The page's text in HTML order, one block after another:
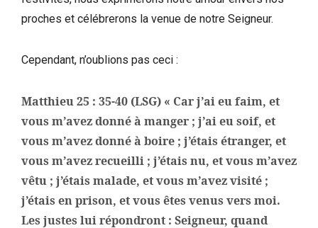
proches et célébrerons la venue de notre Seigneur.
Cependant, n’oublions pas ceci :
Matthieu 25 : 35-40 (LSG) « Car j’ai eu faim, et
vous m’avez donné à manger ; j’ai eu soif, et
vous m’avez donné à boire ; j’étais étranger, et
vous m’avez recueilli ; j’étais nu, et vous m’avez
vêtu ; j’étais malade, et vous m’avez visité ;
j’étais en prison, et vous êtes venus vers moi.
Les justes lui répondront : Seigneur, quand